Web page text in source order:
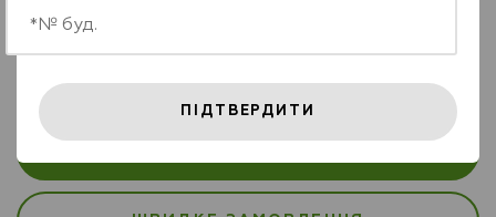
+ 199грн
ПІДТВЕРДИТИ